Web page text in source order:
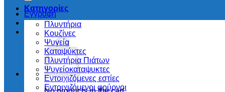
Εγγραφή
Κατηγορίες
Πλυντήρια
Κουζίνες
Ψυγεία
Καταψύκτες
Πλυντήρια Πιάτων
Ψυγείοκαταψυκτες
Εντοιχιζόμενες εστίες
Εντοιχιζόμενοι φούρνοι